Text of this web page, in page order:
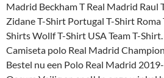
Madrid Beckham T Real Madrid Raul
Zidane T-Shirt Portugal T-Shirt
Shirts Wollf T-Shirt USA Team T-
Camiseta polo Real Madrid
Bestel nu een Polo Real Madrid